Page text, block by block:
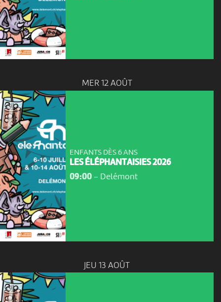
MER 12 AOÛT
ENFANTS DÈS 6 ANS
LES ÉLÉPHANTAISIES 2026
09:00- Delémont
JEU 13 AOÛT